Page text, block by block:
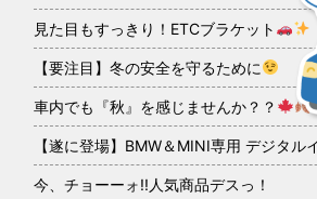
見た目もすっきり！ETCブラケット
【要注目】冬の安全を守るために
車内でも『秋』を感じませんか？？
【遂に登場】BMW＆MINI専用 デジタル
今、チョーーォ!!人気商品デスっ！